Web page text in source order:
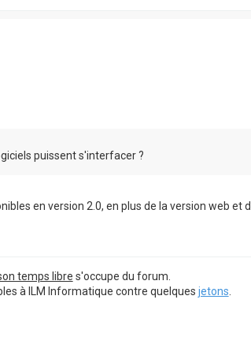
puissent s'interfacer ?
en version 2.0, en plus de la version web et
temps libre s'occupe du forum.
à ILM Informatique contre quelques jetons.